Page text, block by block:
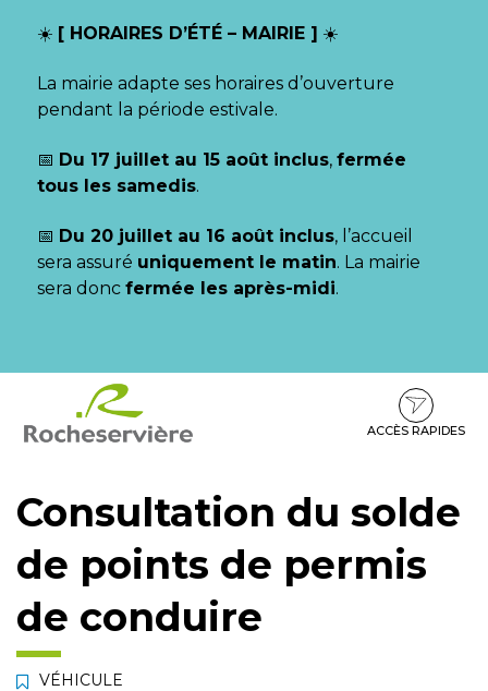
☀️ [ HORAIRES D’ÉTÉ – MAIRIE ] ☀️
La mairie adapte ses horaires d’ouverture
pendant la période estivale.
📅 Du 17 juillet au 15 août inclus, fermée
tous les samedis.
📅 Du 20 juillet au 16 août inclus, l’accueil
sera assuré uniquement le matin. La mairie
sera donc fermée les après-midi.
contenu
pied
ACCÈS RAPIDES
Consultation du solde
de points de permis
de conduire
VÉHICULE